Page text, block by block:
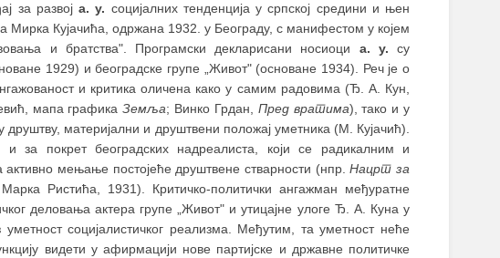
за развоја. у. социјалних тенденција у српској средини и њен
Мирка Кујачића, одржана 1932. у Београду, с манифестом у којем
и братства". Програмски декларисани носиоци а. у. су
1929) и београдске групе „Живот" (основане 1934). Реч је о
и критика оличена како у самим радовима (Ђ. A. Кун,
мапа графикаЗемља; Винко Грдан, Пред вратима), тако и у
друштву, материјални и друштвени положај уметника (М. Кујачић).
за покрет београдских надреалиста, који се радикалним и
мењање постојеће друштвене стварности (нпр.Нацрт за
Ристића, 1931). Критичко-политички ангажман међуратне
деловања актера групе „Живот" и утицајне улоге Ђ. А. Куна у
социјалистичког реализма. Међутим, та уметност неће
видети у афирмацији нове партијске и државне политичке